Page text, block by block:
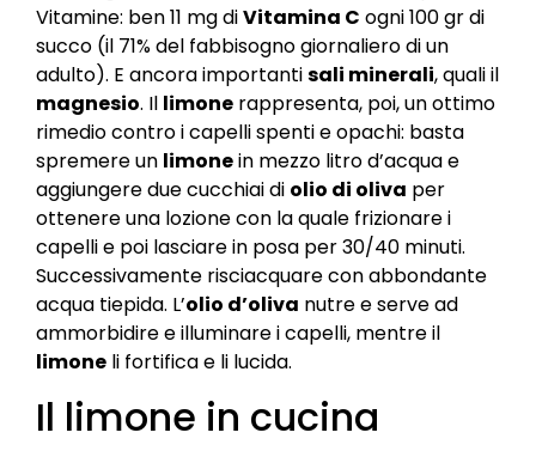
Vitamine: ben 11 mg diVitamina C ogni 100 gr di
succo (il 71% del fabbisogno giornaliero di un
adulto). E ancora importantisali minerali, quali il
magnesio. Il limone rappresenta, poi, un ottimo
rimedio contro i capelli spenti e opachi: basta
spremere un limonein mezzo litro d’acqua e
aggiungere due cucchiai di olio di oliva per
ottenere una lozione con la quale frizionare i
capelli e poi lasciare in posa per 30/40 minuti.
Successivamente risciacquare con abbondante
acqua tiepida. L’olio d’oliva nutre e serve ad
ammorbidire e illuminare i capelli, mentre il
limone li fortifica e li lucida.
Il limone in cucina